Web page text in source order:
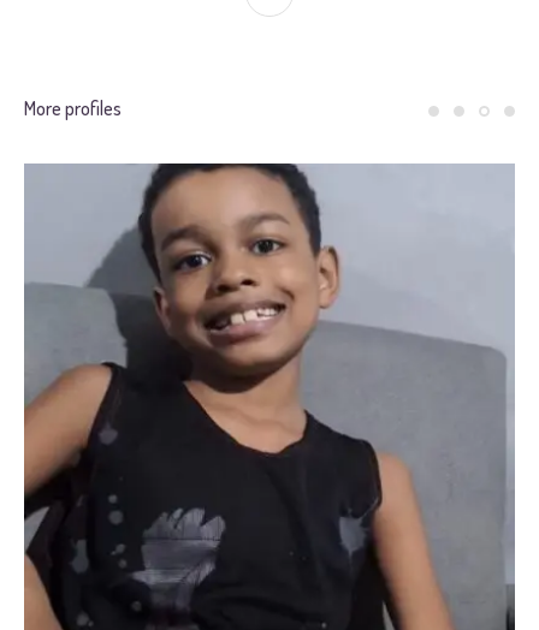
More profiles